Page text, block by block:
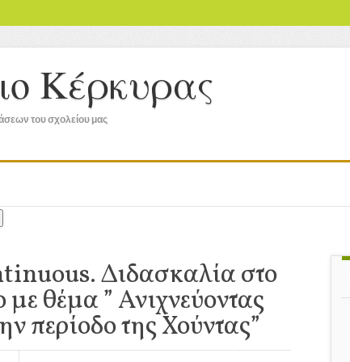
Κέρκυρας
του σχολείου μας
Διδασκαλία στο
θέμα ” Ανιχνεύοντας
περίοδο της Χούντας”